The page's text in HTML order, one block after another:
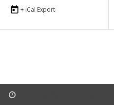
+ iCal Export